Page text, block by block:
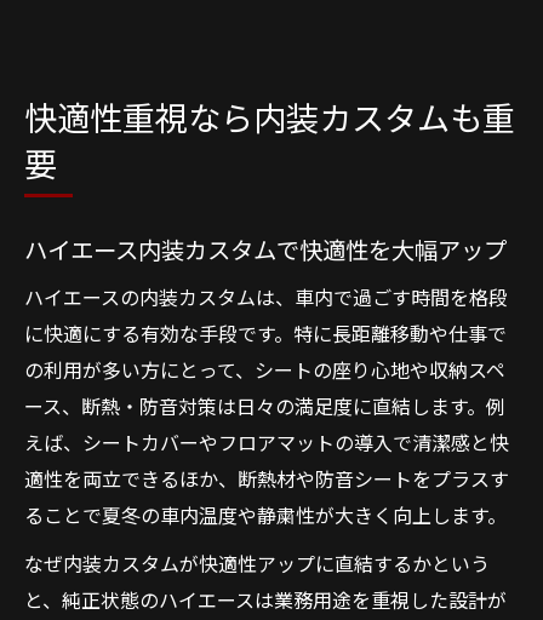
快適性重視なら内装カスタムも重
要
ハイエース内装カスタムで快適性を大幅アップ
ハイエースの内装カスタムは、車内で過ごす時間を格段
に快適にする有効な手段です。特に長距離移動や仕事で
の利用が多い方にとって、シートの座り心地や収納スペ
ース、断熱・防音対策は日々の満足度に直結します。例
えば、シートカバーやフロアマットの導入で清潔感と快
適性を両立できるほか、断熱材や防音シートをプラスす
ることで夏冬の車内温度や静粛性が大きく向上します。
なぜ内装カスタムが快適性アップに直結するかという
と、純正状態のハイエースは業務用途を重視した設計が